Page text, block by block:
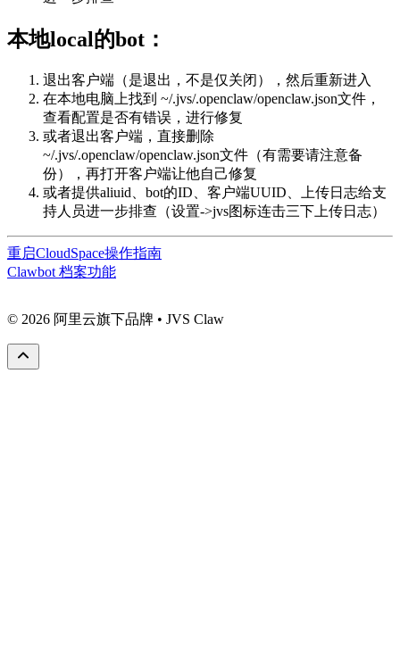
本地local的bot：
退出客户端（是退出，不是仅关闭），然后重新进入
在本地电脑上找到 ~/.jvs/.openclaw/openclaw.json文件，
查看配置是否有错误，进行修复
或者退出客户端，直接删除
~/.jvs/.openclaw/openclaw.json文件（有需要请注意备
份），再打开客户端让他自己修复
或者提供aliuid、bot的ID、客户端UUID、上传日志给支
持人员进一步排查（设置->jvs图标连击三下上传日志）
重启CloudSpace操作指南
Clawbot 档案功能
© 2026 阿里云旗下品牌 • JVS Claw